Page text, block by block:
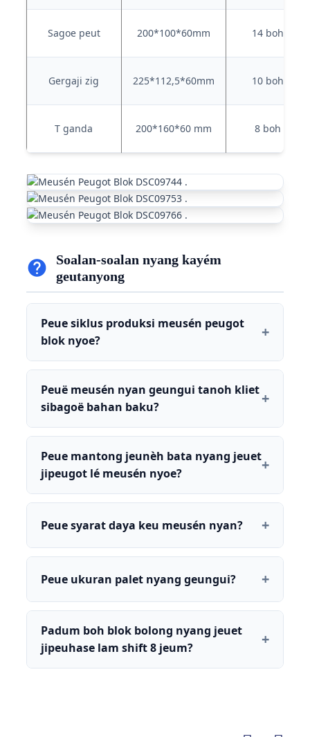
Sagoe peut 200*100*60mm 14 boh
Gergaji zig 225*112,5*60mm 10 boh
T ganda 200*160*60 mm 8 boh
Soalan-soalan nyang kayém
geutanyong
Peue siklus produksi meusén peugot
blok nyoe?
Peuë meusén nyan geungui tanoh kliet
sibagoë bahan baku?
Peue mantong jeunèh bata nyang jeuet
jipeugot lé meusén nyoe?
Peue syarat daya keu meusén nyan?
Peue ukuran palet nyang geungui?
Padum boh blok bolong nyang jeuet
jipeuhase lam shift 8 jeum?